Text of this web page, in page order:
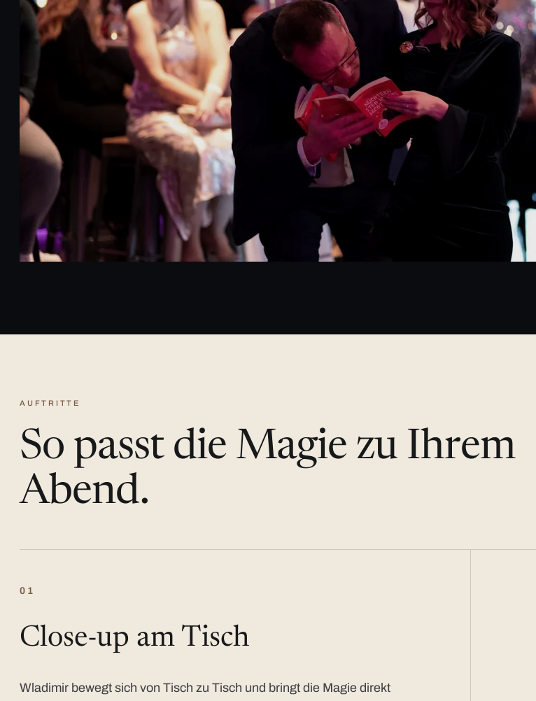
AUFTRITTE
So passt die Magie zu Ihrem
Abend.
01
Close-up am Tisch
Wladimir bewegt sich von Tisch zu Tisch und bringt die Magie direkt